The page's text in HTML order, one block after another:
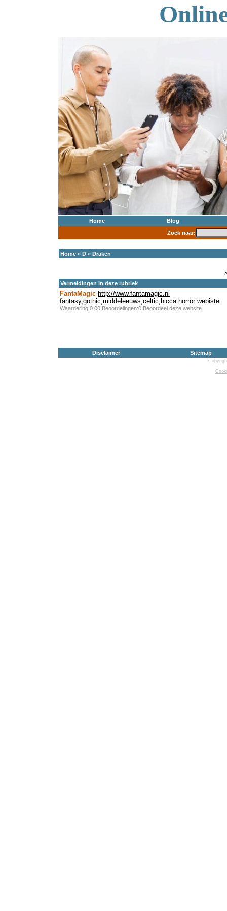
Home
Blog
Zoek naar:
Home » D » Draken
Vermeldingen in deze rubriek
FantaMagic http://www.fantamagic.nl
fantasy,gothic,middeleeuws,celtic,hicca horror webiste
Waardering:0.00 Beoordelingen:0 Beoordeel deze website
Disclaimer Sitemap